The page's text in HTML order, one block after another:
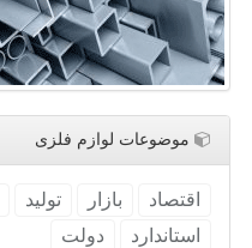
موضوعات لوازم فلزی
اقتصاد بازار تولید
استاندارد
دولت